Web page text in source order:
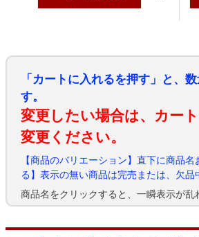
「カートに入れるを押す」と、
す。
変更したい場合は、カー
変更ください。
【商品のバリエーション】直下に商品
る】表示の無い商品は完売または、欠品
商品名をクリックすると、一瞬表示が乱